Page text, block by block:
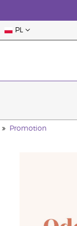
PL
Promotion